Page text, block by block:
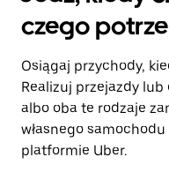
czego
Osiągaj przychody,
Realizuj przejazdy
albo oba te rodzaje
własnego
platformie Uber.